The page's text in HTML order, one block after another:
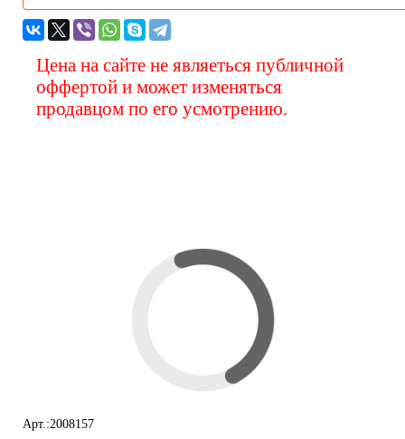
Цена на сайте не являеться публичной
оффертой и может изменяться
продавцом по его усмотрению.
Арт.:2008157